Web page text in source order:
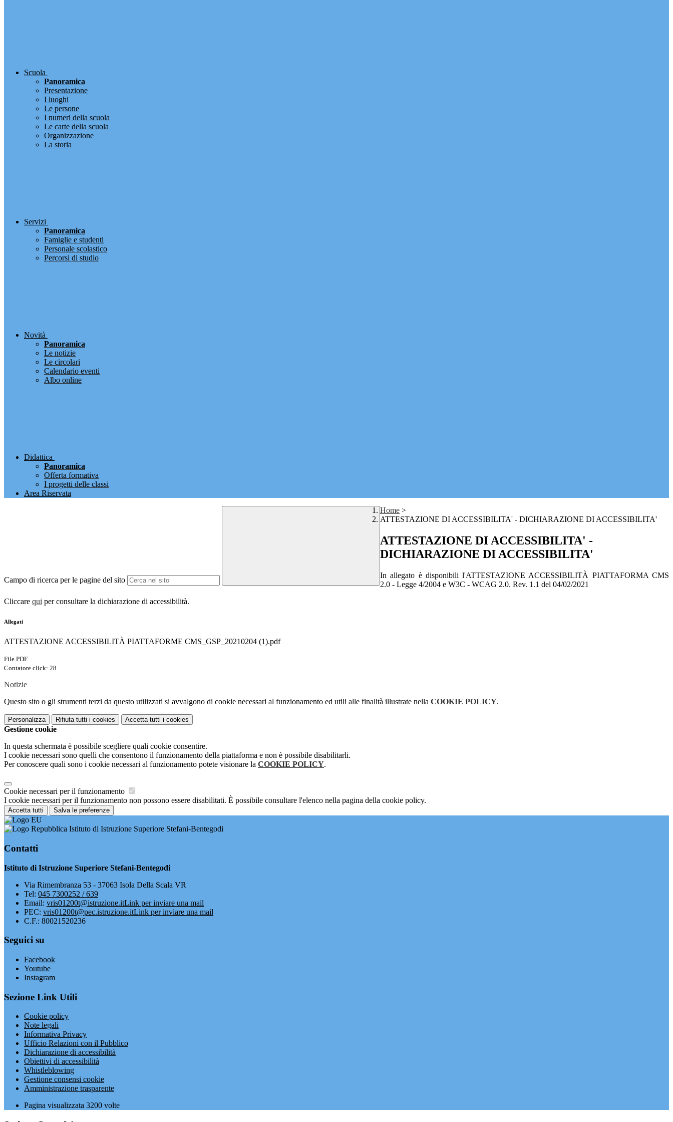
Scuola
Panoramica
Presentazione
I luoghi
Le persone
I numeri della scuola
Le carte della scuola
Organizzazione
La storia
Servizi
Panoramica
Famiglie e studenti
Personale scolastico
Percorsi di studio
Novità
Panoramica
Le notizie
Le circolari
Calendario eventi
Albo online
Didattica
Panoramica
Offerta formativa
I progetti delle classi
Area Riservata
Campo di ricerca per le pagine del sito
Home >
ATTESTAZIONE DI ACCESSIBILITA' - DICHIARAZIONE DI ACCESSIBILITA'
ATTESTAZIONE DI ACCESSIBILITA' -
DICHIARAZIONE DI ACCESSIBILITA'
In allegato è disponibili l'ATTESTAZIONE ACCESSIBILITÀ PIATTAFORMA CMS
2.0 - Legge 4/2004 e W3C - WCAG 2.0. Rev. 1.1 del 04/02/2021
Cliccare qui per consultare la dichiarazione di accessibilità.
Allegati
ATTESTAZIONE ACCESSIBILITÀ PIATTAFORME CMS_GSP_20210204 (1).pdf
File PDF
Contatore click: 28
Notizie
Questo sito o gli strumenti terzi da questo utilizzati si avvalgono di cookie necessari al funzionamento ed utili alle finalità illustrate nella COOKIE POLICY.
Personalizza Rifiuta tutti i cookies Accetta tutti i cookies
Gestione cookie
In questa schermata è possibile scegliere quali cookie consentire.
I cookie necessari sono quelli che consentono il funzionamento della piattaforma e non è possibile disabilitarli.
Per conoscere quali sono i cookie necessari al funzionamento potete visionare la COOKIE POLICY.
Cookie necessari per il funzionamento
I cookie necessari per il funzionamento non possono essere disabilitati. È possibile consultare l'elenco nella pagina della cookie policy.
Accetta tutti Salva le preferenze
Istituto di Istruzione Superiore Stefani-Bentegodi
Contatti
Istituto di Istruzione Superiore Stefani-Bentegodi
Via Rimembranza 53 - 37063 Isola Della Scala VR
Tel: 045 7300252 / 639
Email: vris01200t@istruzione.itLink per inviare una mail
PEC: vris01200t@pec.istruzione.itLink per inviare una mail
C.F.: 80021520236
Seguici su
Facebook
Youtube
Instagram
Sezione Link Utili
Cookie policy
Note legali
Informativa Privacy
Ufficio Relazioni con il Pubblico
Dichiarazione di accessibilità
Obiettivi di accessibilità
Whistleblowing
Gestione consensi cookie
Amministrazione trasparente
Pagina visualizzata 3200 volte